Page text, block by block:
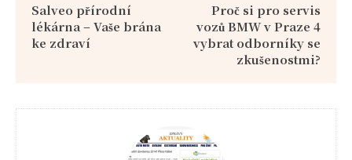
Salveo přírodní
lékárna – Vaše brána
ke zdraví
Proč si pro servis
vozů BMW v Praze 4
vybrat odborníky se
zkušenostmi?